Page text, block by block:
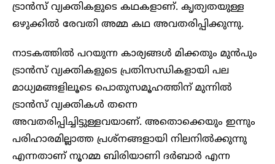
ട്രാൻസ് വ്യക്തികളുടെ കഥകളാണ്. കൃത്യതയുള്ള
ഒഴുക്കിൽ രേവതി അമ്മ കഥ അവതരിപ്പിക്കുന്നു.
നാടകത്തിൽ പറയുന്ന കാര്യങ്ങൾ മിക്കതും മുൻപും
ട്രാൻസ് വ്യക്തികളുടെ പ്രതിസന്ധികളായി പല
മാധ്യമങ്ങളിലൂടെ പൊതുസമൂഹത്തിന് മുന്നിൽ
ട്രാൻസ് വ്യക്തികൾ തന്നെ
അവതരിപ്പിച്ചിട്ടുള്ളവയാണ്. അതൊക്കെയും ഇന്നും
പരിഹാരമില്ലാത്ത പ്രശ്നങ്ങളായി നിലനിൽക്കുന്നു
എന്നതാണ് നൂറമ്മ ബിരിയാണി ദർബാർ എന്ന